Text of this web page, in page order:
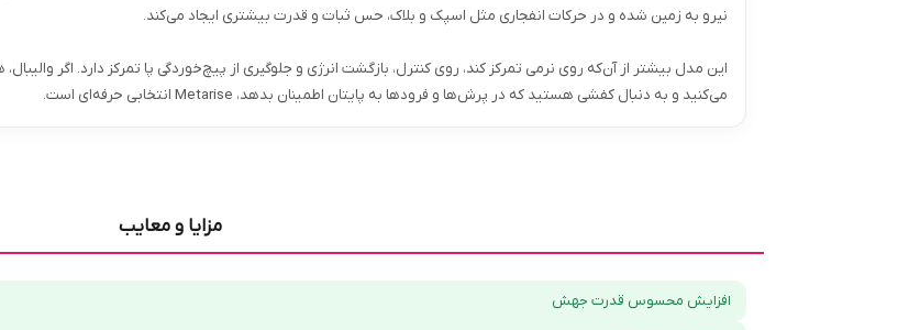
نیرو به زمین شده و در حرکات انفجاری مثل اسپک و بلاک، حس ثبات و قدرت بیشتری ایجاد می‌کند.
این مدل بیشتر از آن‌که روی نرمی تمرکز کند، روی کنترل، بازگشت انرژی و جلوگیری از پیچ‌خوردگی پا تمرکز دارد. اگر والیبال،
می‌کنید و به دنبال کفشی هستید که در پرش‌ها و فرودها به پایتان اطمینان بدهد، Metarise انتخابی حرفه‌ای است.
مزایا و معایب
افزایش محسوس قدرت جهش